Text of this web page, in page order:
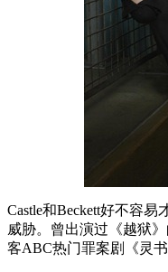
Castle和Beckett好不容
威胁。曾出演过《越狱
客ABC热门罪案剧《灵书